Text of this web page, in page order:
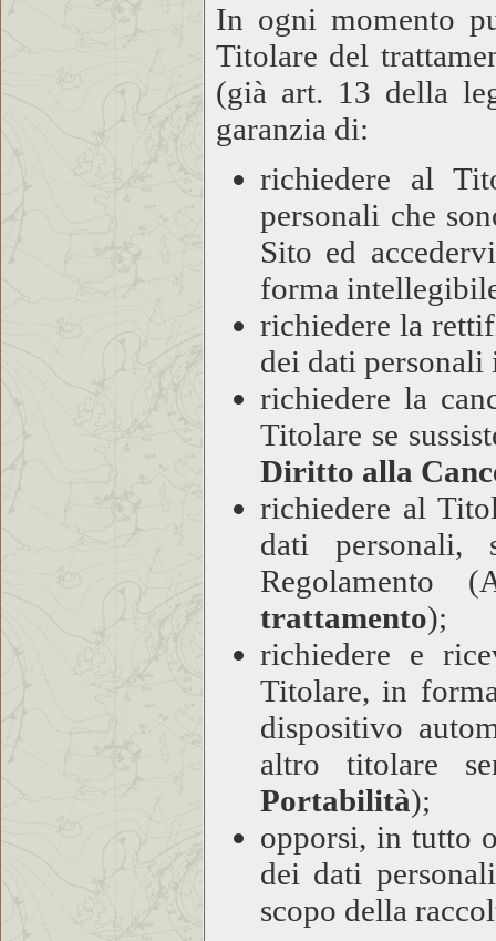
In ogni momento
Titolare del
(già art. 13 della
garanzia di:
richiedere al
personali che
Sito ed
forma
richiedere la
dei dati
richiedere la
Titolare se
Diritto alla
richiedere al
dati personali,
Regolamento
trattamento);
richiedere e
Titolare, in
dispositivo
altro titolare
Portabilità);
opporsi, in tutto
dei dati
scopo della